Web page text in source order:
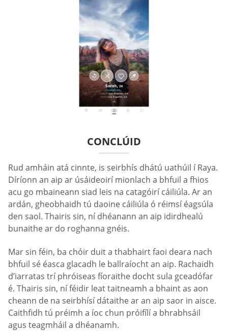
CONCLÚID
Rud amháin atá cinnte, is seirbhís dhátú uathúil í Raya.
Díríonn an aip ar úsáideoirí mionlach a bhfuil a fhios
acu go mbaineann siad leis na catagóirí cáiliúla. Ar an
ardán, gheobhaidh tú daoine cáiliúla ó réimsí éagsúla
den saol. Thairis sin, ní dhéanann an aip idirdhealú
bunaithe ar do roghanna gnéis.
Mar sin féin, ba chóir duit a thabhairt faoi deara nach
bhfuil sé éasca glacadh le ballraíocht an aip. Rachaidh
d’iarratas trí phróiseas fíoraithe docht sula gceadófar
é. Thairis sin, ní féidir leat taitneamh a bhaint as aon
cheann de na seirbhísí dátaithe ar an aip saor in aisce.
Caithfidh tú préimh a íoc chun próifílí a bhrabhsáil
agus teagmháil a dhéanamh.